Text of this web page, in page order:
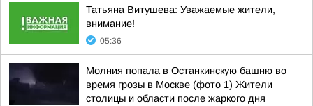
Татьяна Витушева: Уважаемые жители,
внимание!
05:36
Молния попала в Останкинскую башню во
время грозы в Москве (фото 1) Жители
столицы и области после жаркого дня